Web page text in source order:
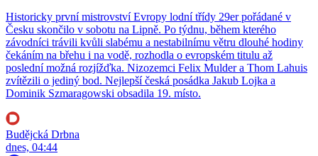
Historicky první mistrovství Evropy lodní třídy 29er pořádané v
Česku skončilo v sobotu na Lipně. Po týdnu, během kterého
závodníci trávili kvůli slabému a nestabilnímu větru dlouhé hodiny
čekáním na břehu i na vodě, rozhodla o evropském titulu až
poslední možná rozjížďka. Nizozemci Felix Mulder a Thom Lahuis
zvítězili o jediný bod. Nejlepší česká posádka Jakub Lojka a
Dominik Szmaragowski obsadila 19. místo.
Budějcká Drbna
dnes, 04:44